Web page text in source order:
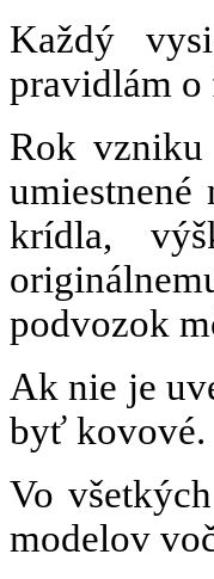
Každý
pravidlám o
Rok vzniku
krídla,
podvozok
Ak nie je
byť kovové.
Vo
modelov